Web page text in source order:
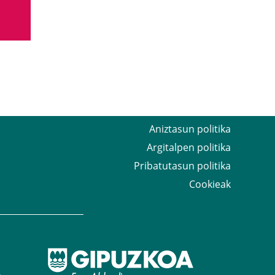
Aniztasun politika
Argitalpen politika
Pribatutasun politika
Cookieak